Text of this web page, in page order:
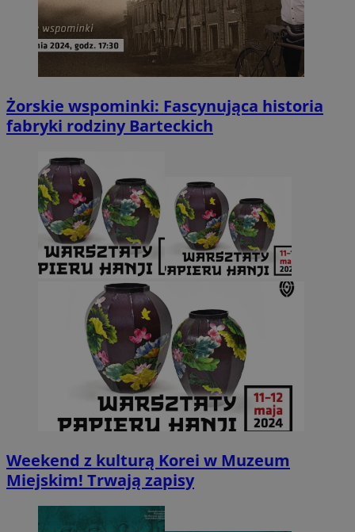
Żorskie wspominki: Fascynująca historia
fabryki rodziny Barteckich
Weekend z kulturą Korei w Muzeum
Miejskim! Trwają zapisy